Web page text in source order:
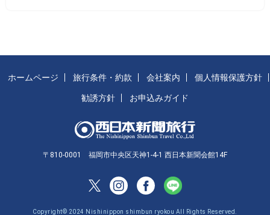
ホームページ 旅行条件・約款 会社案内 個人情報保護方針
勧誘方針 お申込みガイド
〒810-0001 福岡市中央区天神1-4-1 西日本新聞会館14F
Copyright© 2024 Nishinippon shimbun ryokou All Rights Reserved.